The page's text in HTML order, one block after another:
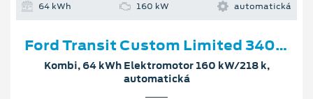
64 kWh 160 kW automatická
Ford Transit Custom Limited 340 L2
Kombi, 64 kWh Elektromotor 160 kW/218 k,
automatická